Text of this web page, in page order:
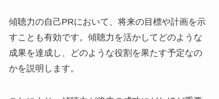
傾聴力の自己PRにおいて、将来の目標や計画を示
すことも有効です。傾聴力を活かしてどのような
成果を達成し、どのような役割を果たす予定なの
かを説明します。